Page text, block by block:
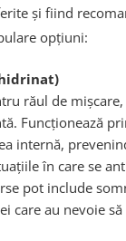
și fiind
opțiuni:
răul de
Funcționează
internă,
în care se
pot include
care au nevoie